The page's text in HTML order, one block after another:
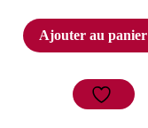
Ajouter au panier